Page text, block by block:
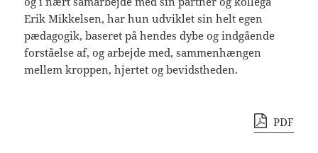
Erik Mikkelsen, har hun udviklet sin helt egen
pædagogik, baseret på hendes dybe og indgående
forståelse af, og arbejde med, sammenhængen
mellem kroppen, hjertet og bevidstheden.
PDF